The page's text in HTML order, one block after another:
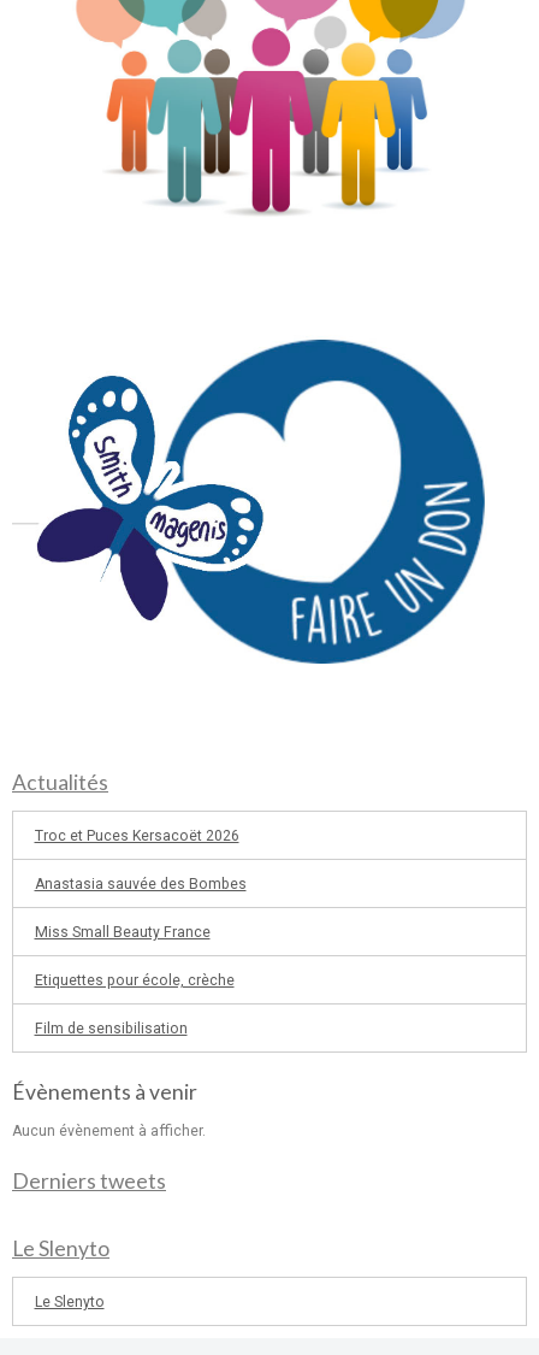
Actualités
Troc et Puces Kersacoët 2026
Anastasia sauvée des Bombes
Miss Small Beauty France
Etiquettes pour école, crèche
Film de sensibilisation
Évènements à venir
Aucun évènement à afficher.
Derniers tweets
Le Slenyto
Le Slenyto